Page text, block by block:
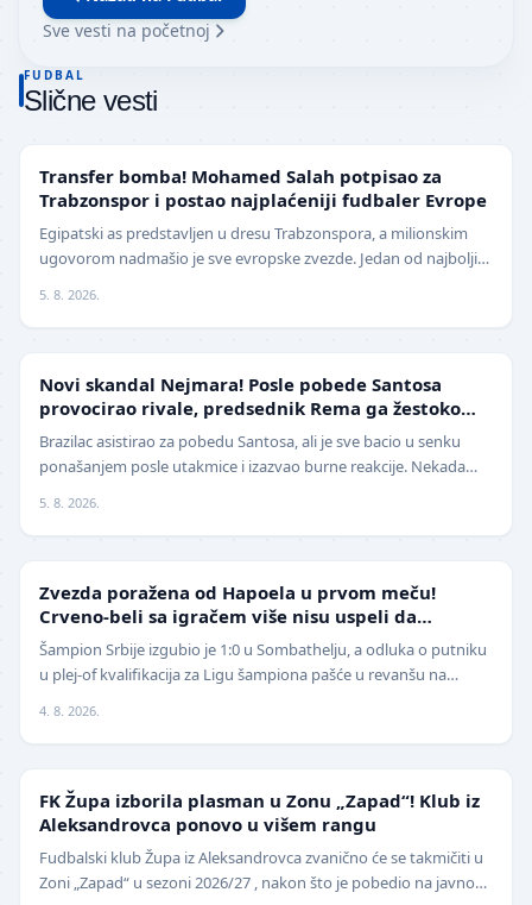
Sve vesti na početnoj
FUDBAL
Slične vesti
Transfer bomba! Mohamed Salah potpisao za
Trabzonspor i postao najplaćeniji fudbaler Evrope
Egipatski as predstavljen u dresu Trabzonspora, a milionskim
ugovorom nadmašio je sve evropske zvezde. Jedan od najboljih
5. 8. 2026.
Novi skandal Nejmara! Posle pobede Santosa
provocirao rivale, predsednik Rema ga žestoko
isprozivao: "Bitanga i klovn!" (VIDEO)
Brazilac asistirao za pobedu Santosa, ali je sve bacio u senku
ponašanjem posle utakmice i izazvao burne reakcije. Nekada
5. 8. 2026.
Zvezda poražena od Hapoela u prvom meču!
Crveno-beli sa igračem više nisu uspeli da
izbegnu poraz
Šampion Srbije izgubio je 1:0 u Sombathelju, a odluka o putniku
u plej-of kvalifikacija za Ligu šampiona pašće u revanšu na
4. 8. 2026.
FK Župa izborila plasman u Zonu „Zapad“! Klub iz
Aleksandrovca ponovo u višem rangu
Fudbalski klub Župa iz Aleksandrovca zvanično će se takmičiti u
Zoni „Zapad“ u sezoni 2026/27 , nakon što je pobedio na javnom